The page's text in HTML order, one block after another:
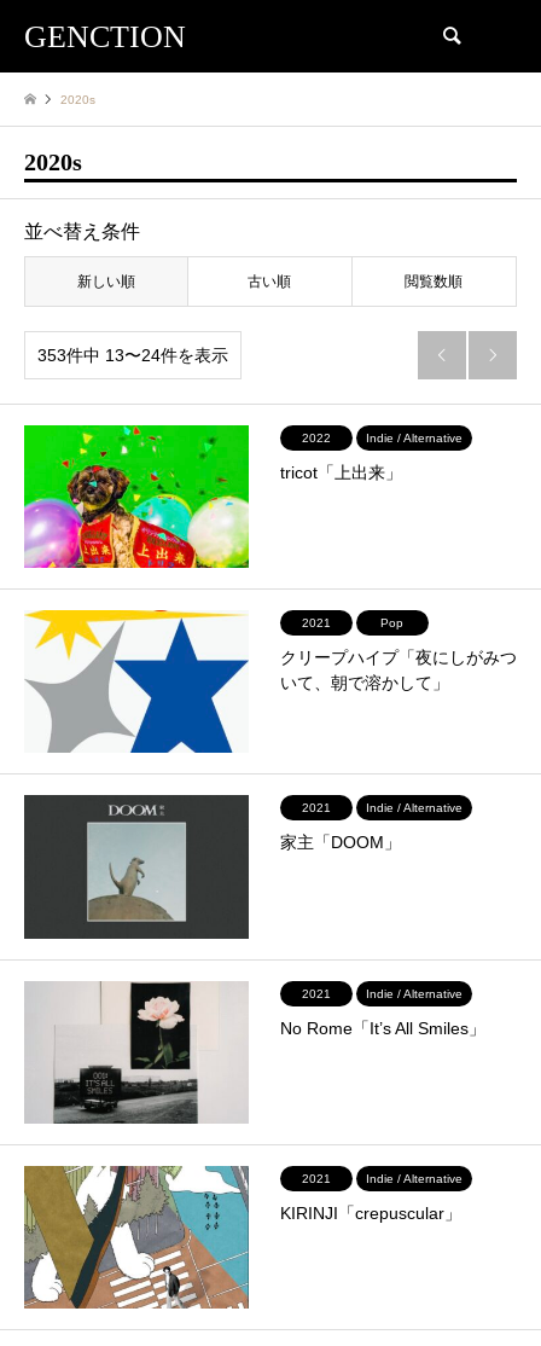
GENCTION
2020s
2020s
並べ替え条件
新しい順 古い順 閲覧数順
353件中 13〜24件を表示  
2022 Indie / Alternative
tricot「上出来」
2021 Pop
クリープハイプ「夜にしがみつ
いて、朝で溶かして」
2021 Indie / Alternative
家主「DOOM」
2021 Indie / Alternative
No Rome「It’s All Smiles」
2021 Indie / Alternative
KIRINJI「crepuscular」